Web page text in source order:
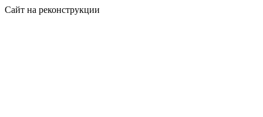
Сайт на реконструкции